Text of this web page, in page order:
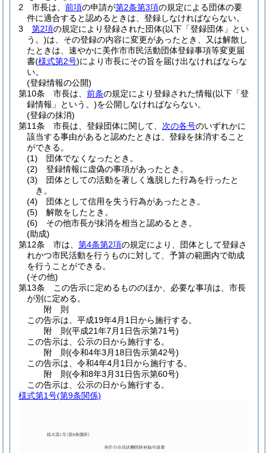
2
市長は、 前項の申請が第2条第3項の規定による団体の要
件に適合すると認めるときは、登録しなければならない。
3
第2項の規定により登録された団体(以下「登録団体」とい
う。)は、その登録の内容に変更があったとき、又は解散し
たときは、速やかに美作市市民活動団体登録事項等変更届
書(様式第2号)により市長にその旨を届け出なければならな
い。
(登録情報の公開)
第10条
市長は、 前条の規定により登録された情報(以下「登
録情報」という。)を公開しなければならない。
(登録の抹消)
第11条
市長は、登録団体に関して、 次の各号のいずれかに
該当する事由があると認めたときは、登録を抹消すること
ができる。
(1)
団体でなくなったとき。
(2)
登録情報に虚偽の事項があったとき。
(3)
団体としての活動を著しく逸脱した行為を行ったと
き。
(4)
団体として信用を失う行為があったとき。
(5)
解散をしたとき。
(6)
その他市長が抹消を相当と認めるとき。
(助成)
第12条
市は、 第4条第2項の規定により、団体として登録さ
れかつ市民活動を行うものに対して、予算の範囲内で助成
を行うことができる。
(その他)
第13条
この告示に定めるもののほか、必要な事項は、市長
が別に定める。
附 則
この告示は、平成19年4月1日から施行する。
附 則(平成21年7月1日告示第71号)
この告示は、公示の日から施行する。
附 則(令和4年3月18日告示第42号)
この告示は、令和4年4月1日から施行する。
附 則(令和8年3月31日告示第60号)
この告示は、公示の日から施行する。
様式第1号(第9条関係)